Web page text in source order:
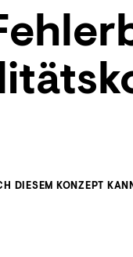
DIESEM KONZEPT